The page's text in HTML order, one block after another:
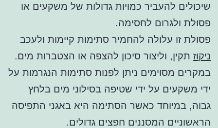
שיכולים להעביר כמויות גדולות של משקעים או
פסולת ולגרום לחסימה.
פסולת זו עלולה להחמיר סתימות קיימות ולעכב
ניקוז תקין, וליצור סיכון להצפה או הצטברות מים.
במקרים מסוימים ניתן לפנות סתימות הנגרמות על
ידי משקעים על ידי שטיפה בסילוני מים בלחץ
גבוה, במיוחד כאשר הסתימה היא באגני התפיסה
הראשוניים המסננים חפצים גדולים.